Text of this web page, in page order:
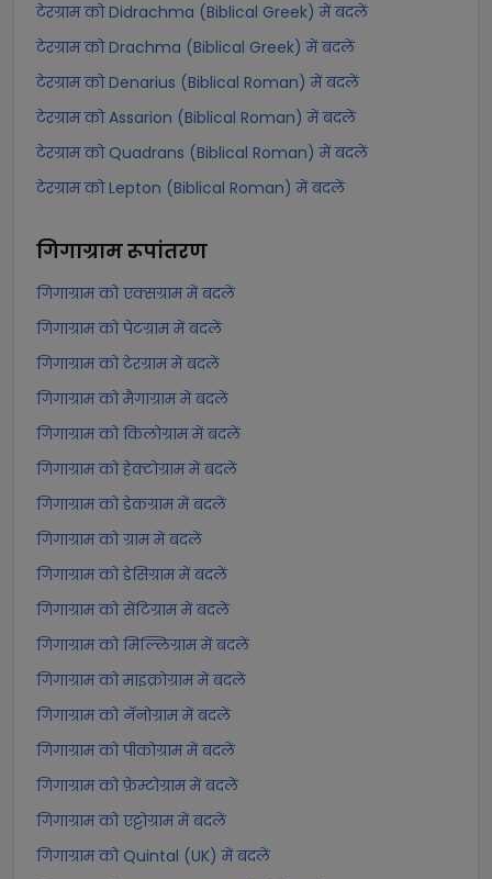
टेरग्राम को Didrachma (Biblical Greek) में बदलें
टेरग्राम को Drachma (Biblical Greek) में बदलें
टेरग्राम को Denarius (Biblical Roman) में बदलें
टेरग्राम को Assarion (Biblical Roman) में बदलें
टेरग्राम को Quadrans (Biblical Roman) में बदलें
टेरग्राम को Lepton (Biblical Roman) में बदलें
गिगाग्रामरूपांतरण
गिगाग्राम को एक्सग्राम में बदलें
गिगाग्राम को पेटग्राम में बदलें
गिगाग्राम को टेरग्राम में बदलें
गिगाग्राम को मैगाग्राम में बदलें
गिगाग्राम को किलोग्राम में बदलें
गिगाग्राम को हेक्टोग्राम में बदलें
गिगाग्राम को डेकग्राम में बदलें
गिगाग्राम को ग्राम में बदलें
गिगाग्राम को डेसिग्राम में बदलें
गिगाग्राम को सेंटिग्राम में बदलें
गिगाग्राम को मिल्लिग्राम में बदलें
गिगाग्राम को माइक्रोग्राम में बदलें
गिगाग्राम को नॅनोग्राम में बदलें
गिगाग्राम को पीकोग्राम में बदलें
गिगाग्राम को फ़ेम्टोग्राम में बदलें
गिगाग्राम को एट्टोग्राम में बदलें
गिगाग्राम को Quintal (UK) में बदलें